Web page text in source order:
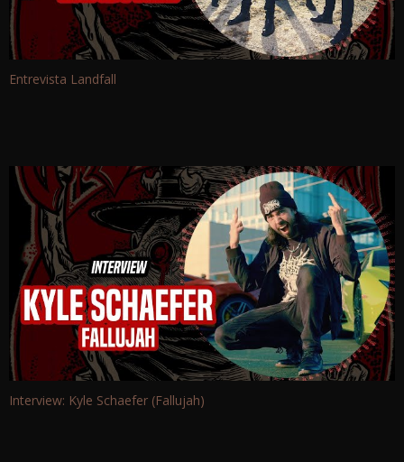
Entrevista Landfall
Interview: Kyle Schaefer (Fallujah)